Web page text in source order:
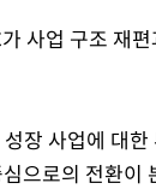
사업 구조 재
장 사업에 대
으로의 전환이